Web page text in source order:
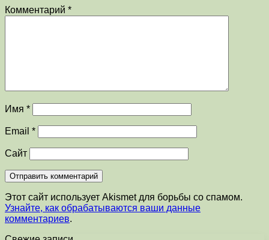
Комментарий *
Имя *
Email *
Сайт
Этот сайт использует Akismet для борьбы со спамом.
Узнайте, как обрабатываются ваши данные
комментариев.